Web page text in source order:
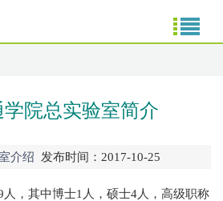
院总实验室简介
介绍 发布时间：2017-10-25
人，其中博士1 人，硕士4人，高级职称